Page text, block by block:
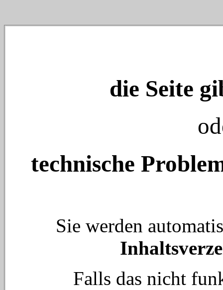
die Seite
technische
Sie werden
Falls das nicht